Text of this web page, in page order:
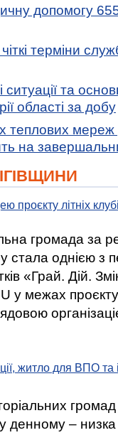
допомогу
терміни
та
області за добу
теплових мереж
на
проєкту літніх
громада за
стала однією
«Грай. Дій.
у межах
житло для ВПО
громад
денному –